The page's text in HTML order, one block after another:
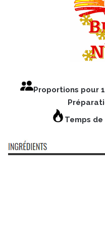
Proportions pour
Temps de